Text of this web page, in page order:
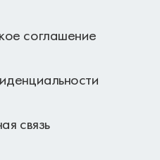
соглашение
связь